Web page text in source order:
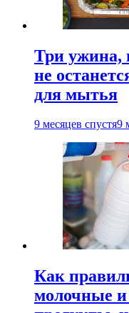
Три ужина,
не
для мытья
9 месяцев спустя9
Как
молочные